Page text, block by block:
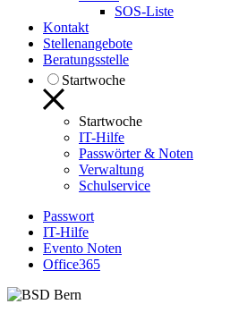
SOS-Liste
Kontakt
Stellenangebote
Beratungsstelle
Startwoche
Startwoche
IT-Hilfe
Passwörter & Noten
Verwaltung
Schulservice
Passwort
IT-Hilfe
Evento Noten
Office365